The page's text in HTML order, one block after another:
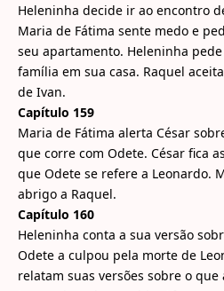
Heleninha decide ir ao encontro
Maria de Fátima sente medo e
seu apartamento. Heleninha
família em sua casa. Raquel
de Ivan.
Capítulo 159
Maria de Fátima alerta César
que corre com Odete. César fica
que Odete se refere a Leonardo.
abrigo a Raquel.
Capítulo 160
Heleninha conta a sua versão
Odete a culpou pela morte de
relatam suas versões sobre o